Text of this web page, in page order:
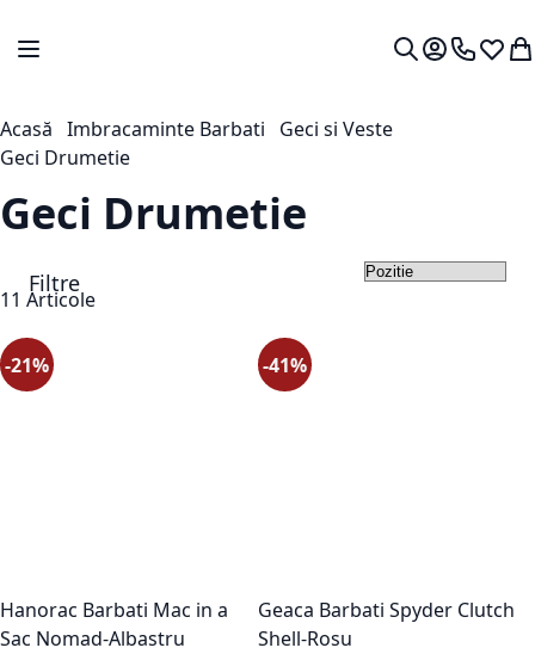
Comutare în navigare
Contul meu.
0724 766
Lista
Acasă Imbracaminte Barbati
Geci si Veste
Geci Drumetie
Geci Drumetie
Filtre
11 Articole
-21%
Hanorac Barbati Mac in a
Sac Nomad-Albastru
-41%
Geaca Barbati Spyder Clutch
Shell-Rosu